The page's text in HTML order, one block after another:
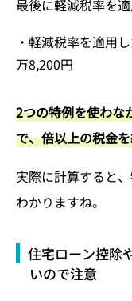
最後に軽減税率を
・軽減税率を適用
万8,200円
2つの特例を使わな
で、倍以上の税金
実際に計算すると
わかりますね。
住宅ローン控除
いので注意